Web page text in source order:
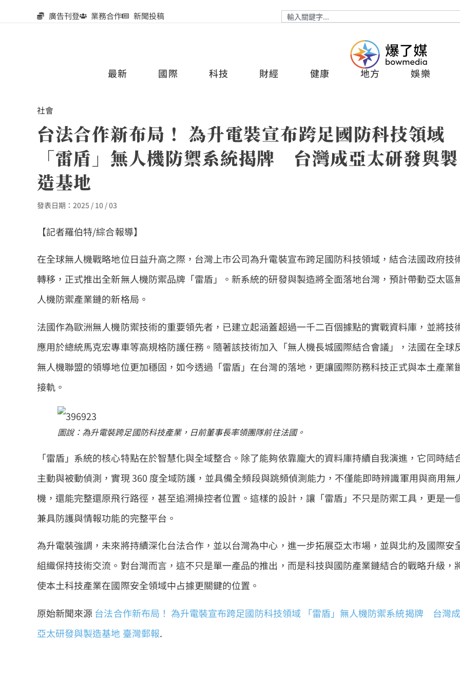
廣告刊登 業務合作 新聞投稿
最新 國際 科技 財經 健康 地方 娛樂
社會
台法合作新布局！ 為升電裝宣布跨足國防科技領域
「雷盾」無人機防禦系統揭牌 台灣成亞太研發與製
造基地
發表日期： 2025 / 10 / 03
【記者羅伯特/綜合報導】
在全球無人機戰略地位日益升高之際，台灣上市公司為升電裝宣布跨足國防科技領域，結合法國政府技
轉移，正式推出全新無人機防禦品牌「雷盾」。新系統的研發與製造將全面落地台灣，預計帶動亞太區
人機防禦產業鏈的新格局。
法國作為歐洲無人機防禦技術的重要領先者，已建立起涵蓋超過一千二百個據點的實戰資料庫，並將技
應用於總統馬克宏專車等高規格防護任務。隨著該技術加入「無人機長城國際結合會議」，法國在全球
無人機聯盟的領導地位更加穩固，如今透過「雷盾」在台灣的落地，更讓國際防務科技正式與本土產業
接軌。
圖說：為升電裝跨足國防科技產業，日前董事長率領團隊前往法國。
「雷盾」系統的核心特點在於智慧化與全域整合。除了能夠依靠龐大的資料庫持續自我演進，它同時結
主動與被動偵測，實現 360 度全域防護，並具備全頻段與跳頻偵測能力，不僅能即時辨識軍用與商用無
機，還能完整還原飛行路徑，甚至追溯操控者位置。這樣的設計，讓「雷盾」不只是防禦工具，更是一
兼具防護與情報功能的完整平台。
為升電裝強調，未來將持續深化台法合作，並以台灣為中心，進一步拓展亞太市場，並與北約及國際安
組織保持技術交流。對台灣而言，這不只是單一產品的推出，而是科技與國防產業鏈結合的戰略升級，
使本土科技產業在國際安全領域中占據更關鍵的位置。
原始新聞來源 台法合作新布局！ 為升電裝宣布跨足國防科技領域 「雷盾」無人機防禦系統揭牌 台灣成
亞太研發與製造基地 臺灣郵報.